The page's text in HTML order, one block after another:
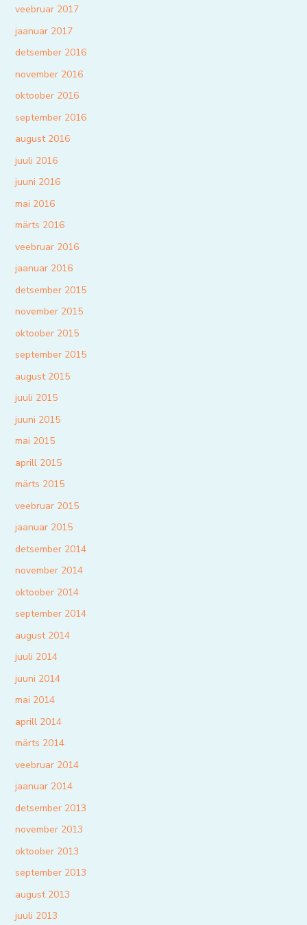
veebruar 2017
jaanuar 2017
detsember 2016
november 2016
oktoober 2016
september 2016
august 2016
juuli 2016
juuni 2016
mai 2016
märts 2016
veebruar 2016
jaanuar 2016
detsember 2015
november 2015
oktoober 2015
september 2015
august 2015
juuli 2015
juuni 2015
mai 2015
aprill 2015
märts 2015
veebruar 2015
jaanuar 2015
detsember 2014
november 2014
oktoober 2014
september 2014
august 2014
juuli 2014
juuni 2014
mai 2014
aprill 2014
märts 2014
veebruar 2014
jaanuar 2014
detsember 2013
november 2013
oktoober 2013
september 2013
august 2013
juuli 2013